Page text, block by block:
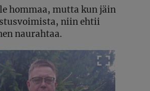
hommaa, mutta kun jäin
niin ehtii
naurahtaa.